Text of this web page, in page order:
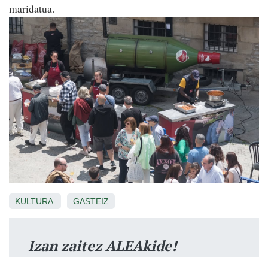
maridatua.
KULTURA GASTEIZ
Izan zaitez ALEAkide!